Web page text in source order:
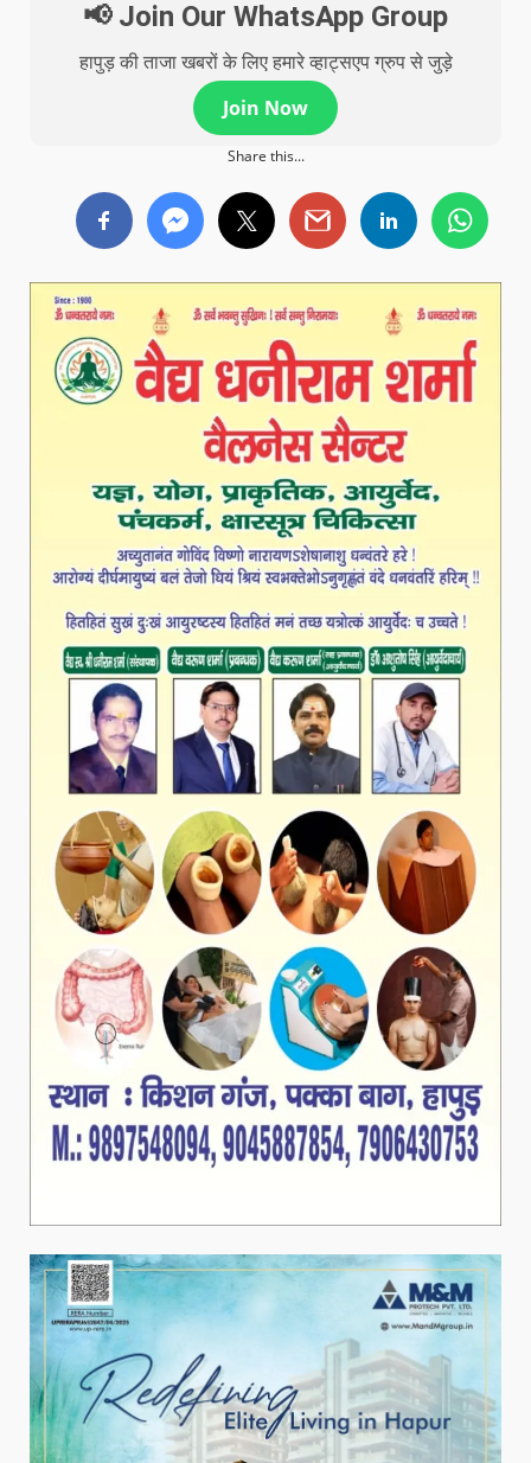
📢 Join Our WhatsApp Group
हापुड़ की ताजा खबरों के लिए हमारे व्हाट्सएप ग्रुप से जुड़े
Join Now
Share this...